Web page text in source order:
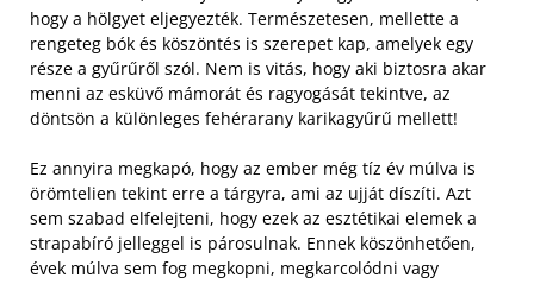
hogy a hölgyet eljegyezték. Természetesen, mellette a
rengeteg bók és köszöntés is szerepet kap, amelyek egy
része a gyűrűről szól. Nem is vitás, hogy aki biztosra akar
menni az esküvő mámorát és ragyogását tekintve, az
döntsön a különleges fehérarany karikagyűrű mellett!
Ez annyira megkapó, hogy az ember még tíz év múlva is
örömtelien tekint erre a tárgyra, ami az ujját díszíti. Azt
sem szabad elfelejteni, hogy ezek az esztétikai elemek a
strapabíró jelleggel is párosulnak. Ennek köszönhetően,
évek múlva sem fog megkopni, megkarcolódni vagy